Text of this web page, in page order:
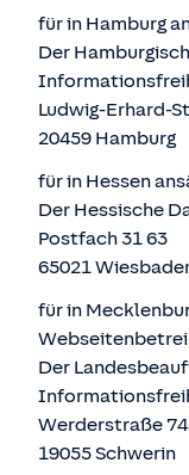
für in Hamburg
Der
Ludwig-Erhard-
20459 Hamburg
für in Hessen
Der Hessische
Postfach 31 63
65021
für in
Der
Werderstraße
19055 Schwerin